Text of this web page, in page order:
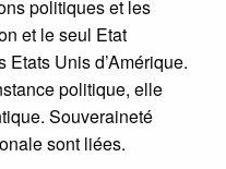
politiques et les
et le seul Etat
Unis d’Amérique.
politique, elle
Souveraineté
sont liées.